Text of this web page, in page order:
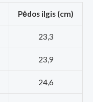
Pėdos ilgis (cm)
23,3
23,9
24,6